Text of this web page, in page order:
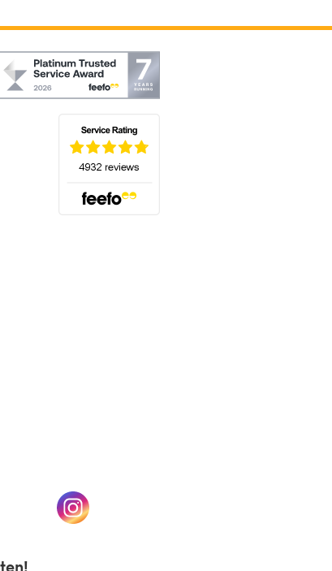
Tab)(öffnet sich in einem neuen Tab)